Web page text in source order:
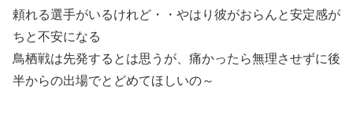
頼れる選手がいるけれど・・やはり彼がおらんと安定感が
ちと不安になる
鳥栖戦は先発するとは思うが、痛かったら無理させずに後
半からの出場でとどめてほしいの～